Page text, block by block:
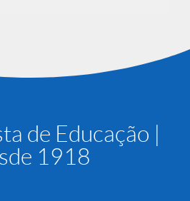
de Educação |
1918